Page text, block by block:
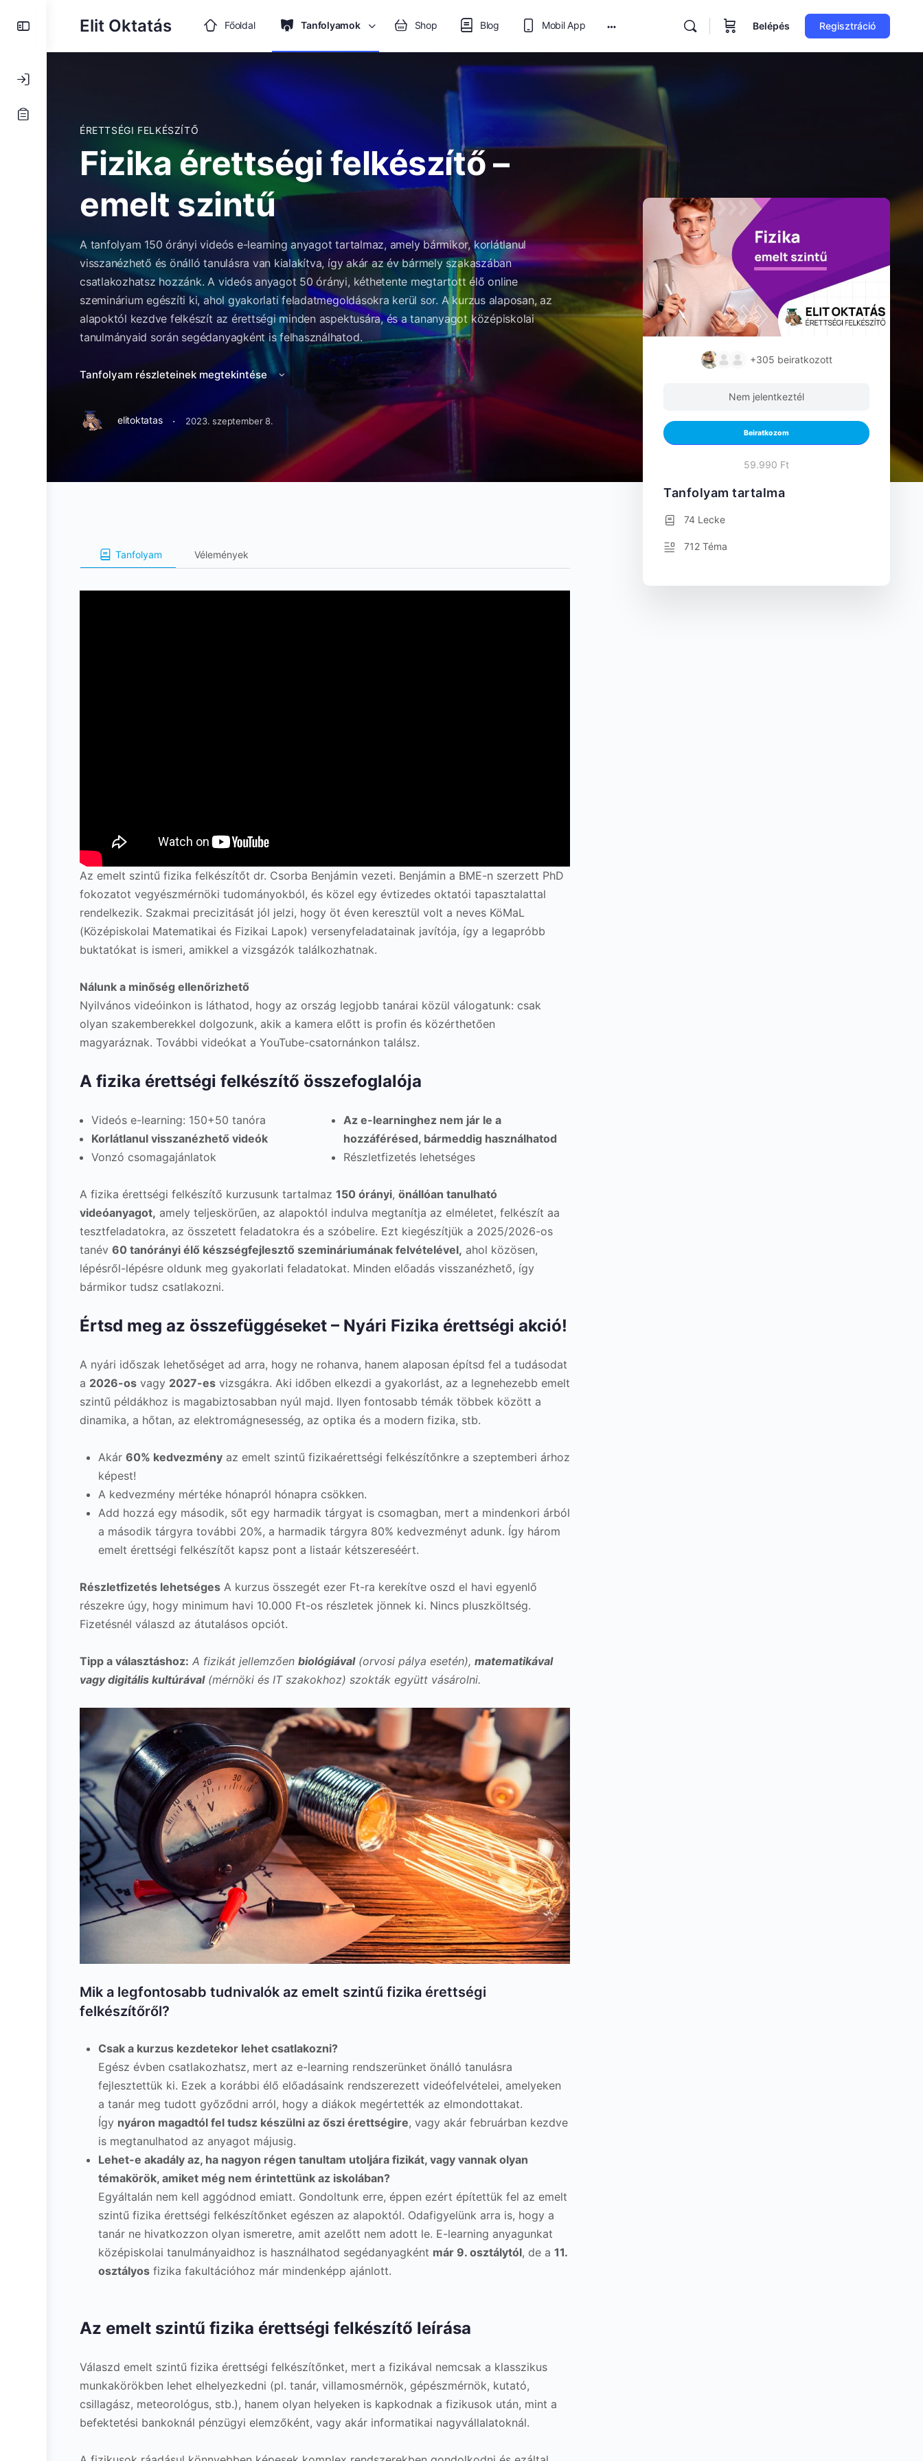
ToggleElit Oktatás Főoldal Tanfolyamok Shop Blog Mobil App
options
Belépés Regisztráció
ÉRETTSÉGI FELKÉSZÍTŐ
Fizika érettségi felkészítő –
emelt szintű
A tanfolyam 150 órányi videós e-learning anyagot tartalmaz, amely bármikor, korlátlanul
visszanézhető és önálló tanulásra van kialakítva, így akár az év bármely szakaszában
csatlakozhatsz hozzánk. A videós anyagot 50 órányi, kéthetente megtartott élő online
szeminárium egészíti ki, ahol gyakorlati feladatmegoldásokra kerül sor. A kurzus alaposan, az
alapoktól kezdve felkészít az érettségi minden aspektusára, és a tananyagot középiskolai
tanulmányaid során segédanyagként is felhasználhatod.
Tanfolyam részleteinek megtekintése
elitoktatas · 2023. szeptember 8.
Tanfolyam Vélemények
Az emelt szintű fizika felkészítőt dr. Csorba Benjámin vezeti. Benjámin a BME-n szerzett PhD
fokozatot vegyészmérnöki tudományokból, és közel egy évtizedes oktatói tapasztalattal
rendelkezik. Szakmai precizitását jól jelzi, hogy öt éven keresztül volt a neves KöMaL
(Középiskolai Matematikai és Fizikai Lapok) versenyfeladatainak javítója, így a legapróbb
buktatókat is ismeri, amikkel a vizsgázók találkozhatnak.
Nálunk a minőség ellenőrizhető
Nyilvános videóinkon is láthatod, hogy az ország legjobb tanárai közül válogatunk: csak
olyan szakemberekkel dolgozunk, akik a kamera előtt is profin és közérthetően
magyaráznak. További videókat a YouTube-csatornánkon találsz.
A fizika érettségi felkészítő összefoglalója
Videós e-learning: 150+50 tanóra
Korlátlanul visszanézhető videók
Vonzó csomagajánlatok
Az e-learninghez nem jár le a
hozzáférésed, bármeddig használhatod
Részletfizetés lehetséges
A fizika érettségi felkészítő kurzusunk tartalmaz 150 órányi, önállóan tanulható
videóanyagot, amely teljeskörűen, az alapoktól indulva megtanítja az elméletet, felkészít aa
tesztfeladatokra, az összetett feladatokra és a szóbelire. Ezt kiegészítjük a 2025/2026-os
tanév 60 tanórányi élő készségfejlesztő szemináriumának felvételével, ahol közösen,
lépésről-lépésre oldunk meg gyakorlati feladatokat. Minden előadás visszanézhető, így
bármikor tudsz csatlakozni.
Értsd meg az összefüggéseket – Nyári Fizika érettségi akció!
A nyári időszak lehetőséget ad arra, hogy ne rohanva, hanem alaposan építsd fel a tudásodat
a 2026-os vagy 2027-es vizsgákra. Aki időben elkezdi a gyakorlást, az a legnehezebb emelt
szintű példákhoz is magabiztosabban nyúl majd. Ilyen fontosabb témák többek között a
dinamika, a hőtan, az elektromágnesesség, az optika és a modern fizika, stb.
Akár 60% kedvezmény az emelt szintű fizikaérettségi felkészítőnkre a szeptemberi árhoz
képest!
A kedvezmény mértéke hónapról hónapra csökken.
Add hozzá egy második, sőt egy harmadik tárgyat is csomagban, mert a mindenkori árból
a második tárgyra további 20%, a harmadik tárgyra 80% kedvezményt adunk. Így három
emelt érettségi felkészítőt kapsz pont a listaár kétszereséért.
Részletfizetés lehetséges A kurzus összegét ezer Ft-ra kerekítve oszd el havi egyenlő
részekre úgy, hogy minimum havi 10.000 Ft-os részletek jönnek ki. Nincs pluszköltség.
Fizetésnél válaszd az átutalásos opciót.
Tipp a választáshoz: A fizikát jellemzően biológiával(orvosi pálya esetén), matematikával
vagy digitális kultúrával(mérnöki és IT szakokhoz) szokták együtt vásárolni.
Mik a legfontosabb tudnivalók az emelt szintű fizika érettségi
felkészítőről?
Csak a kurzus kezdetekor lehet csatlakozni?
Egész évben csatlakozhatsz, mert az e-learning rendszerünket önálló tanulásra
fejlesztettük ki. Ezek a korábbi élő előadásaink rendszerezett videófelvételei, amelyeken
a tanár meg tudott győződni arról, hogy a diákok megértették az elmondottakat.
Így nyáron magadtól fel tudsz készülni az őszi érettségire, vagy akár februárban kezdve
is megtanulhatod az anyagot májusig.
Lehet-e akadály az, ha nagyon régen tanultam utoljára fizikát, vagy vannak olyan
témakörök, amiket még nem érintettünk az iskolában?
Egyáltalán nem kell aggódnod emiatt. Gondoltunk erre, éppen ezért építettük fel az emelt
szintű fizika érettségi felkészítőnket egészen az alapoktól. Odafigyelünk arra is, hogy a
tanár ne hivatkozzon olyan ismeretre, amit azelőtt nem adott le. E-learning anyagunkat
középiskolai tanulmányaidhoz is használhatod segédanyagként már 9. osztálytól, de a 11.
osztályos fizika fakultációhoz már mindenképp ajánlott.
Az emelt szintű fizika érettségi felkészítő leírása
Válaszd emelt szintű fizika érettségi felkészítőnket, mert a fizikával nemcsak a klasszikus
munkakörökben lehet elhelyezkedni (pl. tanár, villamosmérnök, gépészmérnök, kutató,
csillagász, meteorológus, stb.), hanem olyan helyeken is kapkodnak a fizikusok után, mint a
befektetési bankoknál pénzügyi elemzőként, vagy akár informatikai nagyvállalatoknál.
+305 beiratkozott
Nem jelentkeztél
Beiratkozom
59.990 Ft
Tanfolyam tartalma
74 Lecke
712 Téma